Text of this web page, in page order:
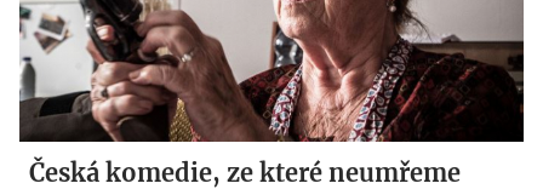
Česká komedie, ze které neumřeme